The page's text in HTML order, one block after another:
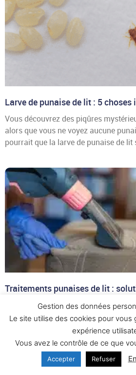
Larve de punaise de lit : 5
Vous découvrez des piqûres
alors que vous ne voyez aucune
pourrait que la larve de punaise de
Traitements punaises de lit :
professionnelles pour éliminer
Les punaises de lit connaissent une
spectaculaire dans toute la France,
quotidien de milliers de familles,
professionnels en véritable
Gestion des données
Le site utilise des cookies pour vous
expérience
Vous avez le contrôle de ce que
Accepter Refuser